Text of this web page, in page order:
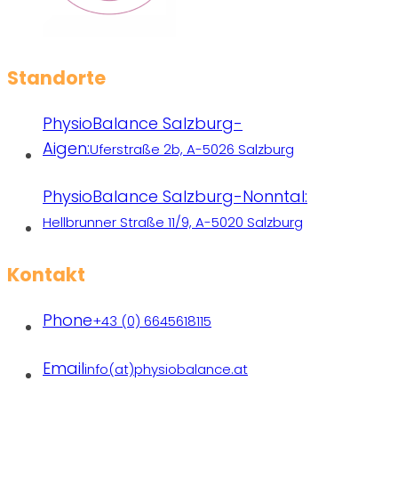
Standorte
PhysioBalance Salzburg-
Aigen:Uferstraße 2b, A-5026 Salzburg
PhysioBalance Salzburg-Nonntal:
Hellbrunner Straße 11/9, A-5020 Salzburg
Kontakt
Phone+43 (0) 6645618115
Emailinfo(at)physiobalance.at